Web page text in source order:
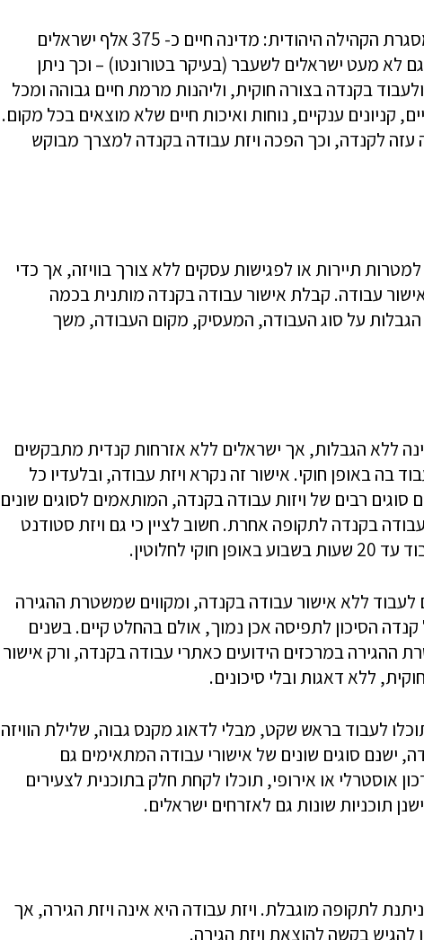
עוד דרך ליהנות מעבודה בקנדה היא במסגרת הקהילה היהודית: מדינה חיים כ- 375 אלף ישראלים
לא מעט ישראלים לשעבר (בעיקר בטורונטו) – וכך ניתן
בקנדה בצורה חוקית, וליהנות מרמת חיים גבוהה ומכל
קניונים ענקיים, נוחות ואיכות חיים שלא מוצאים בכל ‏מקום.
עזה לקנדה, וכך הפכה ויזת עבודה ‏בקנדה למצרך מבוקש
תיירות או לפגישות עסקים ללא צורך בוויזה, אך כדי
עבודה. קבלת אישור עבודה בקנדה מותנית בכמה
על סוג העבודה, המעסיק, מקום העבודה, משך
ללא הגבלות, אך ישראלים ללא אזרחות קנדית מתבקשים
בה באופן ‏חוקי. אישור זה נקרא ויזת עבודה, ובלעדיו כל
רבים ‏של ויזות עבודה בקנדה, המותאמים לסוגים שונים
‏בקנדה לתקופה אחרת. חשוב לציין כי גם ויזת סטודנט
לחלוטין.
ללא אישור עבודה בקנדה, ומקווים שמשטרת ההגירה
הסיכון לתפיסה אכן נמוך, אולם בהחלט קיים. בשנים
ההגירה במרכזים הידועים כאתרי עבודה בקנדה, ורק אישור
ללא דאגות ובלי סיכונים.‏
לעבוד בראש שקט, מבלי לדאוג מקנס גבוה, שלילת הוויזה
ישנם סוגים שונים של אישורי עבודה המתאימים גם
אוסטרלי או אירופי, תוכלו לקחת חלק בתוכנית לצעירים
תוכניות שונות גם לאזרחים ישראלים.
לתקופה מוגבלת. ויזת עבודה היא אינה ויזת הגירה, אך
בקשה להוצאת ויזת הגירה.